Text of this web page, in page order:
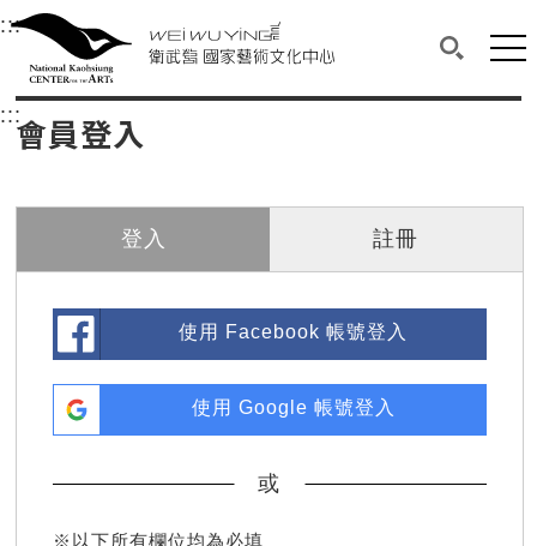
衛武營國家藝術文化中心
中央內容區塊，為本頁主要內容區。
:::選單連結區塊，此區塊列有本網站主要連結。
衛武營國家藝術文化中心
搜尋(開
網
::: 中央內容區塊，為本頁主要內容區。
會員登入
登入 註冊
使用 Facebook 帳號登入
使用 Google 帳號登入
或
※以下所有欄位均為必填